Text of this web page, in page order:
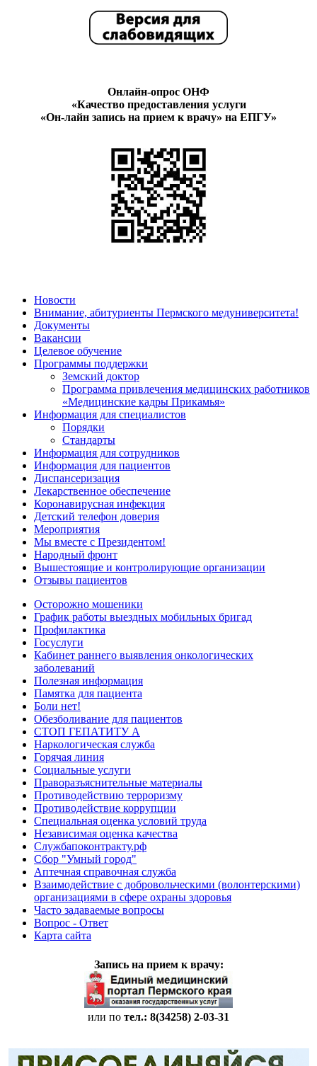
Онлайн-опрос ОНФ
«Качество предоставления услуги
«Он-лайн запись на прием к врачу» на ЕПГУ»
Новости
Внимание, абитуриенты Пермского медуниверситета!
Документы
Вакансии
Целевое обучение
Программы поддержки
Земский доктор
Программа привлечения медицинских работников
«Медицинские кадры Прикамья»
Информация для специалистов
Порядки
Стандарты
Информация для сотрудников
Информация для пациентов
Диспансеризация
Лекарственное обеспечение
Коронавирусная инфекция
Детский телефон доверия
Мероприятия
Мы вместе с Президентом!
Народный фронт
Вышестоящие и контролирующие организации
Отзывы пациентов
Осторожно мошеники
График работы выездных мобильных бригад
Профилактика
Госуслуги
Кабинет раннего выявления онкологических
заболеваний
Полезная информация
Памятка для пациента
Боли нет!
Обезболивание для пациентов
СТОП ГЕПАТИТУ А
Наркологическая служба
Горячая линия
Социальные услуги
Праворазъяснительные материалы
Противодействию терроризму
Противодействие коррупции
Специальная оценка условий труда
Независимая оценка качества
Службапоконтракту.рф
Сбор "Умный город"
Аптечная справочная служба
Взаимодействие с добровольческими (волонтерскими)
организациями в сфере охраны здоровья
Часто задаваемые вопросы
Вопрос - Ответ
Карта сайта
Запись на прием к врачу:
или по тел.: 8(34258) 2-03-31